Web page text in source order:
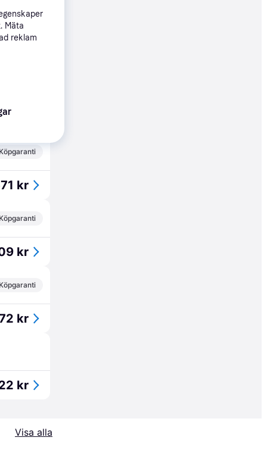
kr
kr
kr
Köpgaranti
kr
Köpgaranti
kr
Köpgaranti
kr
kr
Visa alla
Mäta
reklam